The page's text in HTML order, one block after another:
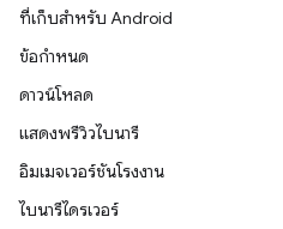
ที่เก็บสำหรับ Android
ข้อกำหนด
ดาวน์โหลด
แสดงพรีวิวไบนารี
อิมเมจเวอร์ชันโรงงาน
ไบนารีไดรเวอร์